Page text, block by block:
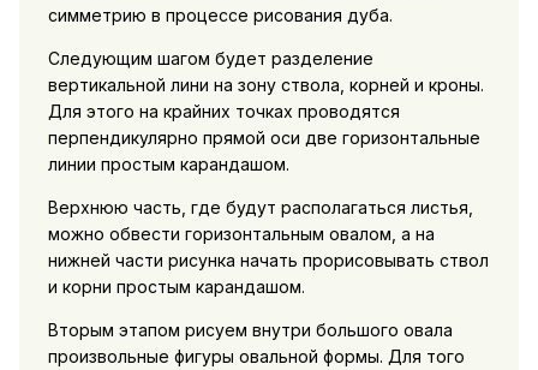
симметрию в процессе рисования дуба.
Следующим шагом будет разделение
вертикальной лини на зону ствола, корней и кроны.
Для этого на крайних точках проводятся
перпендикулярно прямой оси две горизонтальные
линии простым карандашом.
Верхнюю часть, где будут располагаться листья,
можно обвести горизонтальным овалом, а на
нижней части рисунка начать прорисовывать ствол
и корни простым карандашом.
Вторым этапом рисуем внутри большого овала
произвольные фигуры овальной формы. Для того